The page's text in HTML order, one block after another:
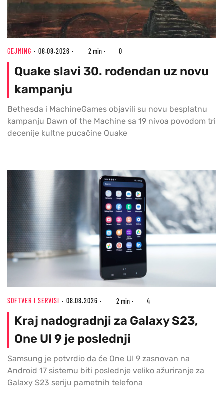
GEJMING 08.08.2026 2 min 0
Quake slavi 30. rođendan uz novu
kampanju
Bethesda i MachineGames objavili su novu besplatnu
kampanju Dawn of the Machine sa 19 nivoa povodom tri
decenije kultne pucačine Quake
SOFTVER I SERVISI 08.08.2026 2 min 4
Kraj nadogradnji za Galaxy S23,
One UI 9 je poslednji
Samsung je potvrdio da će One UI 9 zasnovan na
Android 17 sistemu biti poslednje veliko ažuriranje za
Galaxy S23 seriju pametnih telefona